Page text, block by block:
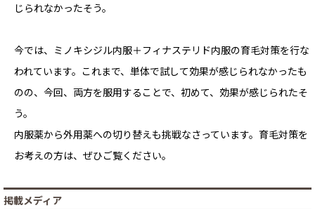
じられなかったそう。
今では、ミノキシジル内服＋フィナステリド内服の育毛対策を行な
われています。これまで、単体で試して効果が感じられなかったも
のの、今回、両方を服用することで、初めて、効果が感じられたそ
う。
内服薬から外用薬への切り替えも挑戦なさっています。育毛対策を
お考えの方は、ぜひご覧ください。
掲載メディア